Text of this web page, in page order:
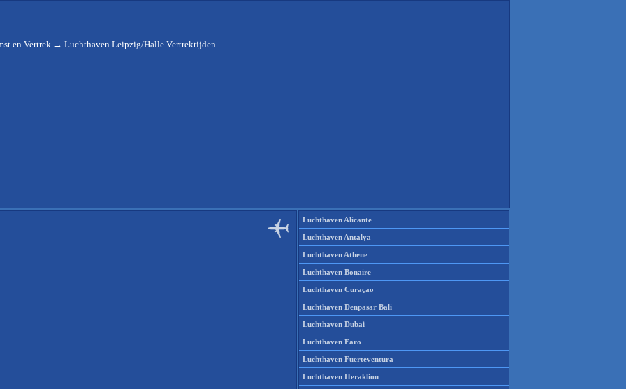
en Vertrek → Luchthaven Leipzig/Halle Vertrektijden
Luchthaven Alicante
Luchthaven Antalya
Luchthaven Athene
Luchthaven Bonaire
Luchthaven Curaçao
Luchthaven Denpasar Bali
Luchthaven Dubai
Luchthaven Faro
Luchthaven Fuerteventura
Luchthaven Heraklion